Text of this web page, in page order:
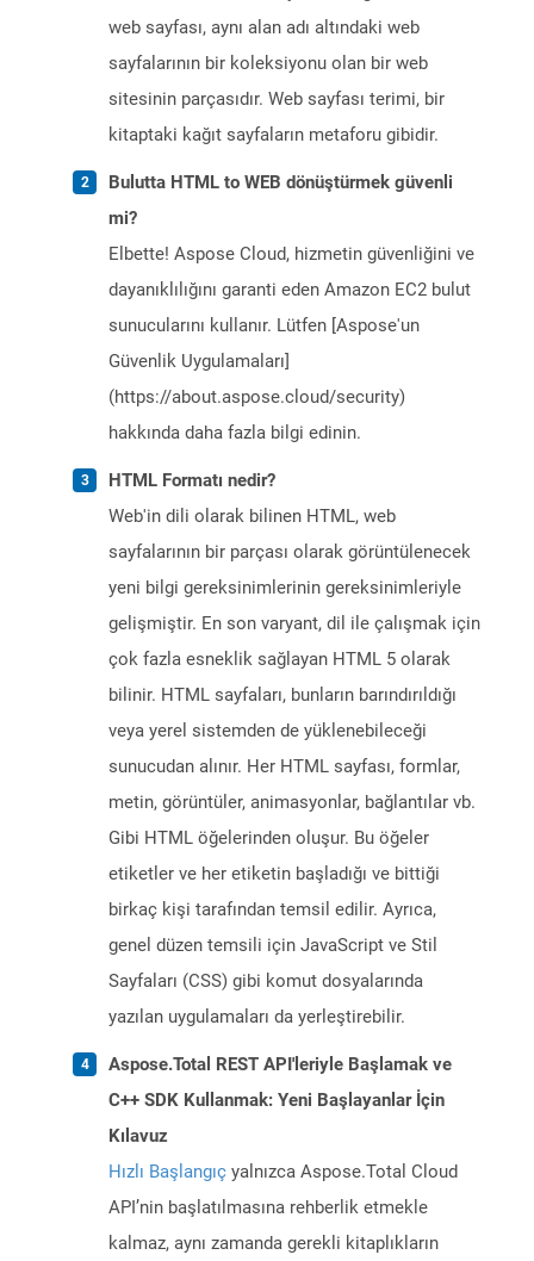
web sayfası, aynı alan adı altındaki web
sayfalarının bir koleksiyonu olan bir web
sitesinin parçasıdır. Web sayfası terimi, bir
kitaptaki kağıt sayfaların metaforu gibidir.
Bulutta HTML to WEB dönüştürmek güvenli
mi?
Elbette! Aspose Cloud, hizmetin güvenliğini ve
dayanıklılığını garanti eden Amazon EC2 bulut
sunucularını kullanır. Lütfen [Aspose'un
Güvenlik Uygulamaları]
(https://about.aspose.cloud/security)
hakkında daha fazla bilgi edinin.
HTML Formatı nedir?
Web'in dili olarak bilinen HTML, web
sayfalarının bir parçası olarak görüntülenecek
yeni bilgi gereksinimlerinin gereksinimleriyle
gelişmiştir. En son varyant, dil ile çalışmak için
çok fazla esneklik sağlayan HTML 5 olarak
bilinir. HTML sayfaları, bunların barındırıldığı
veya yerel sistemden de yüklenebileceği
sunucudan alınır. Her HTML sayfası, formlar,
metin, görüntüler, animasyonlar, bağlantılar vb.
Gibi HTML öğelerinden oluşur. Bu öğeler
etiketler ve her etiketin başladığı ve bittiği
birkaç kişi tarafından temsil edilir. Ayrıca,
genel düzen temsili için JavaScript ve Stil
Sayfaları (CSS) gibi komut dosyalarında
yazılan uygulamaları da yerleştirebilir.
Aspose.Total REST API'leriyle Başlamak ve
C++ SDK Kullanmak: Yeni Başlayanlar İçin
Kılavuz
Hızlı Başlangıç yalnızca Aspose.Total Cloud
API’nin başlatılmasına rehberlik etmekle
kalmaz, aynı zamanda gerekli kitaplıkların